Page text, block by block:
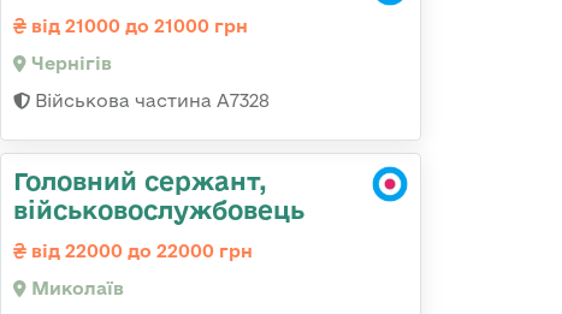
від 21000 до 21000 грн
Чернігів
Військова частина А7328
Головний сержант,
військовослужбовець
від 22000 до 22000 грн
Миколаїв